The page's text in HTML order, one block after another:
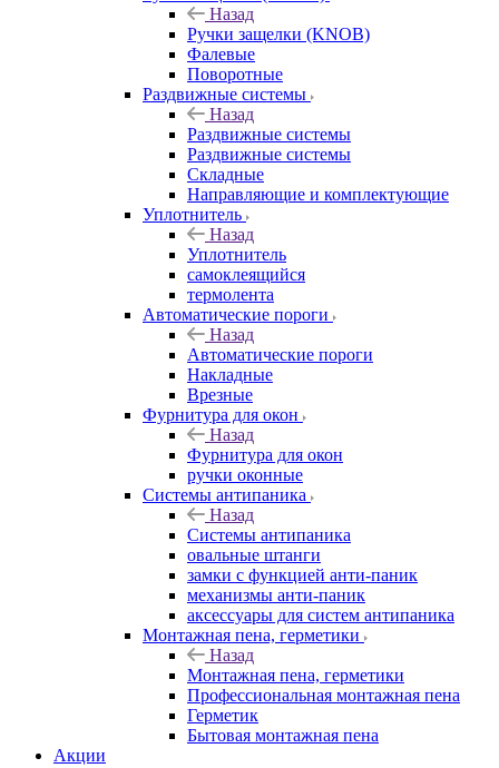
Назад
Ручки защелки (KNOB)
Фалевые
Поворотные
Раздвижные системы
Назад
Раздвижные системы
Раздвижные системы
Складные
Направляющие и комплектующие
Уплотнитель
Назад
Уплотнитель
самоклеящийся
термолента
Автоматические пороги
Назад
Автоматические пороги
Накладные
Врезные
Фурнитура для окон
Назад
Фурнитура для окон
ручки оконные
Системы антипаника
Назад
Системы антипаника
овальные штанги
замки с функцией анти-паник
механизмы анти-паник
аксессуары для систем антипаника
Монтажная пена, герметики
Назад
Монтажная пена, герметики
Профессиональная монтажная пена
Герметик
Бытовая монтажная пена
Акции